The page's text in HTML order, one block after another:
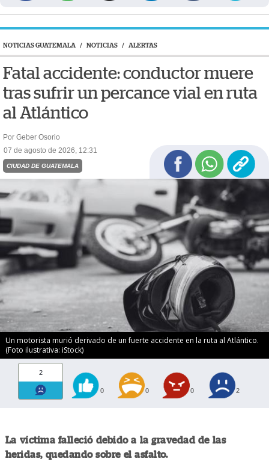
NOTICIAS GUATEMALA / NOTICIAS / ALERTAS
Fatal accidente: conductor muere
tras sufrir un percance vial en ruta
al Atlántico
Por Geber Osorio
07 de agosto de 2026, 12:31
CIUDAD DE GUATEMALA
Un motorista murió derivado de un fuerte accidente en la ruta al Atlántico.
(Foto ilustrativa: iStock)
2
0 0 0 2
La víctima falleció debido a la gravedad de las
heridas, quedando sobre el asfalto.